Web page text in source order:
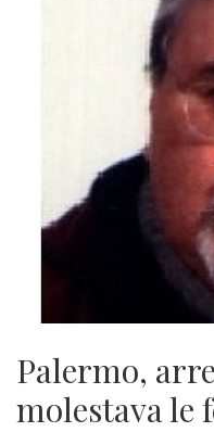
Palermo,
molestava le